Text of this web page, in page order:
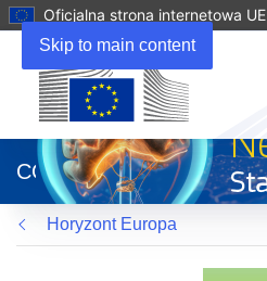
Skip to main content
Oficjalna strona internetowa UE
otworzy
się
w
nowym
oknie)
CORDIS
Horyzont Europa